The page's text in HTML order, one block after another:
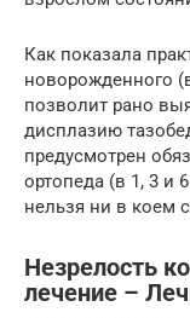
Как показала
новорожденного
позволит рано
дисплазию
предусмотрен
ортопеда (в 1, 3 и
нельзя ни в коем
Незрелость
лечение –